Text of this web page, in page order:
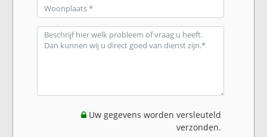
Uw gegevens worden versleuteld
verzonden.